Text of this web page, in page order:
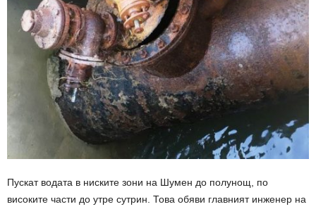
Пускат водата в ниските зони на Шумен до полунощ, по
високите части до утре сутрин. Това обяви главният инженер на